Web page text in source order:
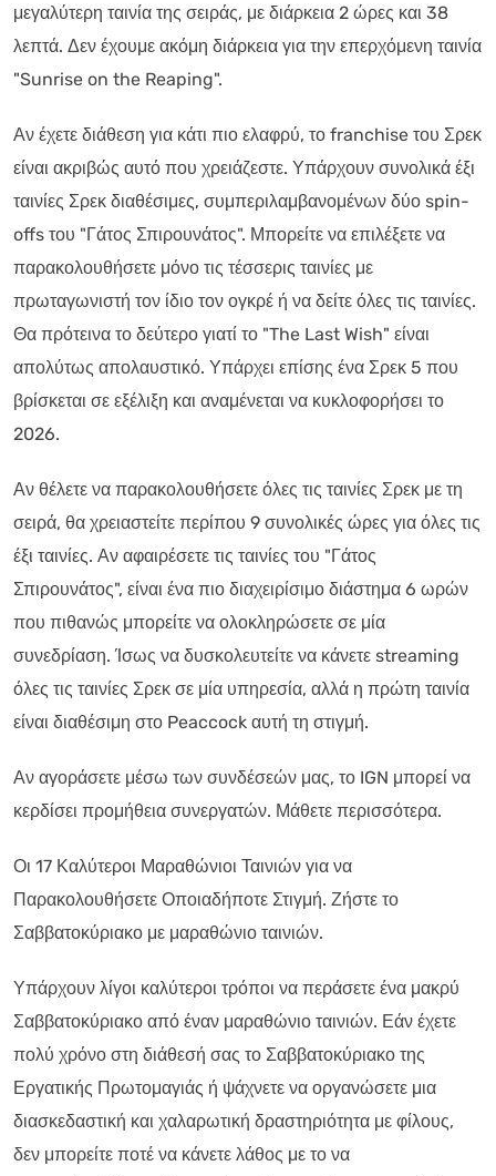
μεγαλύτερη ταινία της σειράς, με διάρκεια 2 ώρες και 38
λεπτά. Δεν έχουμε ακόμη διάρκεια για την επερχόμενη ταινία
"Sunrise on the Reaping".
Αν έχετε διάθεση για κάτι πιο ελαφρύ, το franchise του Σρεκ
είναι ακριβώς αυτό που χρειάζεστε. Υπάρχουν συνολικά έξι
ταινίες Σρεκ διαθέσιμες, συμπεριλαμβανομένων δύο spin-
offs του "Γάτος Σπιρουνάτος". Μπορείτε να επιλέξετε να
παρακολουθήσετε μόνο τις τέσσερις ταινίες με
πρωταγωνιστή τον ίδιο τον ογκρέ ή να δείτε όλες τις ταινίες.
Θα πρότεινα το δεύτερο γιατί το "The Last Wish" είναι
απολύτως απολαυστικό. Υπάρχει επίσης ένα Σρεκ 5 που
βρίσκεται σε εξέλιξη και αναμένεται να κυκλοφορήσει το
2026.
Αν θέλετε να παρακολουθήσετε όλες τις ταινίες Σρεκ με τη
σειρά, θα χρειαστείτε περίπου 9 συνολικές ώρες για όλες τις
έξι ταινίες. Αν αφαιρέσετε τις ταινίες του "Γάτος
Σπιρουνάτος", είναι ένα πιο διαχειρίσιμο διάστημα 6 ωρών
που πιθανώς μπορείτε να ολοκληρώσετε σε μία
συνεδρίαση. Ίσως να δυσκολευτείτε να κάνετε streaming
όλες τις ταινίες Σρεκ σε μία υπηρεσία, αλλά η πρώτη ταινία
είναι διαθέσιμη στο Peaccock αυτή τη στιγμή.
Αν αγοράσετε μέσω των συνδέσεών μας, το IGN μπορεί να
κερδίσει προμήθεια συνεργατών. Μάθετε περισσότερα.
Οι 17 Καλύτεροι Μαραθώνιοι Ταινιών για να
Παρακολουθήσετε Οποιαδήποτε Στιγμή. Ζήστε το
Σαββατοκύριακο με μαραθώνιο ταινιών.
Υπάρχουν λίγοι καλύτεροι τρόποι να περάσετε ένα μακρύ
Σαββατοκύριακο από έναν μαραθώνιο ταινιών. Εάν έχετε
πολύ χρόνο στη διάθεσή σας το Σαββατοκύριακο της
Εργατικής Πρωτομαγιάς ή ψάχνετε να οργανώσετε μια
διασκεδαστική και χαλαρωτική δραστηριότητα με φίλους,
δεν μπορείτε ποτέ να κάνετε λάθος με το να